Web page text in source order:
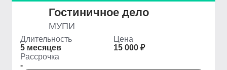
Гостиничное дело
МУПИ
Длительность
5 месяцев
Цена
15 000 ₽
Рассрочка
-